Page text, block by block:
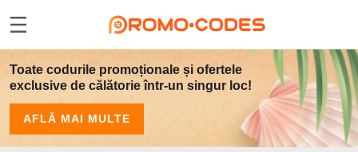
Toate codurile promoționale și ofertele
exclusive de călătorie într-un singur loc!
AFLĂ MAI MULTE